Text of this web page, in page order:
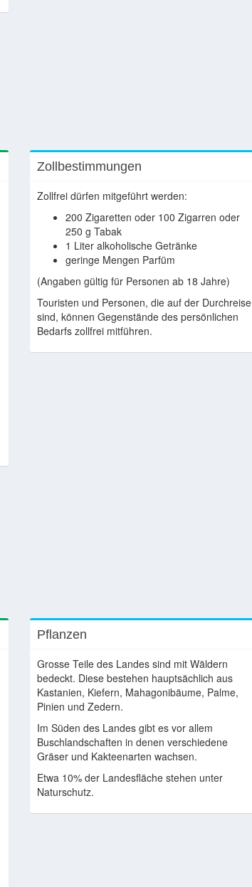
Zollbestimmungen
Zollfrei dürfen mitgeführt werden:
200 Zigaretten oder 100 Zigarren oder
250 g Tabak
1 Liter alkoholische Getränke
geringe Mengen Parfüm
(Angaben gültig für Personen ab 18 Jahre)
Touristen und Personen, die auf der Durchreise
sind, können Gegenstände des persönlichen
Bedarfs zollfrei mitführen.
Pflanzen
Grosse Teile des Landes sind mit Wäldern
bedeckt. Diese bestehen hauptsächlich aus
Kastanien, Kiefern, Mahagonibäume, Palme,
Pinien und Zedern.
Im Süden des Landes gibt es vor allem
Buschlandschaften in denen verschiedene
Gräser und Kakteenarten wachsen.
Etwa 10% der Landesfläche stehen unter
Naturschutz.